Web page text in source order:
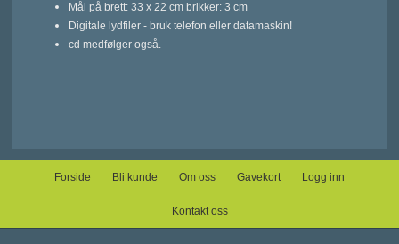
Mål på brett: 33 x 22 cm brikker: 3 cm
Digitale lydfiler - bruk telefon eller datamaskin!
cd medfølger også.
Forside Bli kunde Om oss Gavekort Logg inn
Kontakt oss